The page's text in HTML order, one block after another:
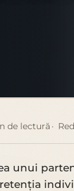
de lectură
unui